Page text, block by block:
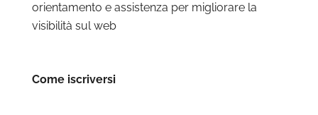
orientamento e assistenza per migliorare la
visibilità sul web
Come iscriversi